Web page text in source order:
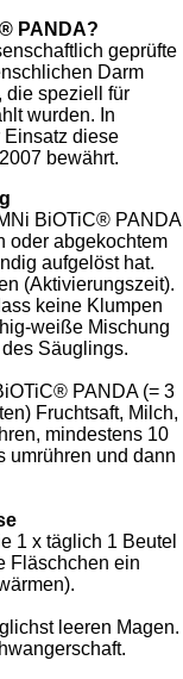
PANDA?
geprüfte
Darm
die speziell für
wurden. In
diese
bewährt.
BiOTiC® PANDA
oder abgekochtem
aufgelöst hat.
(Aktivierungszeit).
keine Klumpen
weiße Mischung
Säuglings.
PANDA (= 3
Fruchtsaft, Milch,
mindestens 10
umrühren und dann
1 x täglich 1 Beutel
Fläschchen ein
leeren Magen.